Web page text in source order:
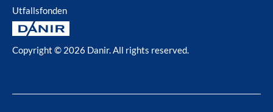
Utfallsfonden
Copyright © 2026 Danir. All rights reserved.